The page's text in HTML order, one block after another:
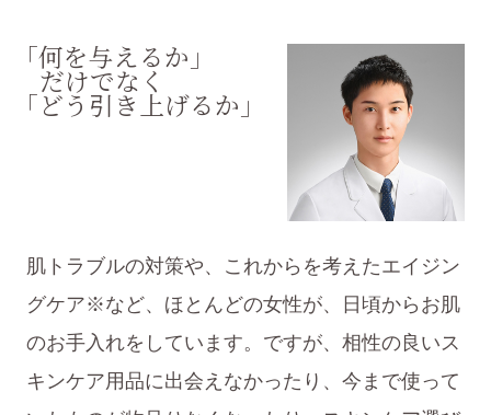
「何を与えるか」
だけでなく
「どう引き上げるか」
肌トラブルの対策や、これからを考えたエイジン
グケア※など、ほとんどの女性が、日頃からお肌
のお手入れをしています。ですが、相性の良いス
キンケア用品に出会えなかったり、今まで使って